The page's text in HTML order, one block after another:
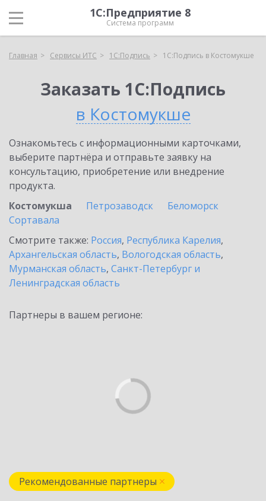
1С:Предприятие 8
Система программ
Главная Сервисы ИТС 1С:Подпись 1С:Подпись в Костомукше
Заказать 1С:Подпись
в Костомукше
Ознакомьтесь с информационными карточками,
выберите партнёра и отправьте заявку на
консультацию, приобретение или внедрение
продукта.
Костомукша
Петрозаводск
Беломорск
Сортавала
Смотрите также: Россия, Республика Карелия,
Архангельская область, Вологодская область,
Мурманская область, Санкт-Петербург и
Ленинградская область
Партнеры в вашем регионе:
Рекомендованные партнеры